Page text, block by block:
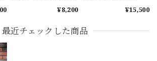
07/17
005 新品 ウォレット
ケルシルバー 約40cm
¥8,200
Butt & Brass WCH-
レットチェーン 馬革
小判型 真鍮 約40cm
¥15,500
最近チェックした商品